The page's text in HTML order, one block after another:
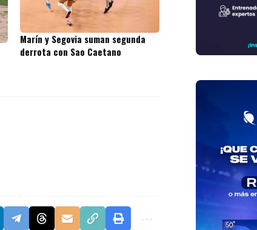
Marín y Segovia suman segunda
derrota con Sao Caetano